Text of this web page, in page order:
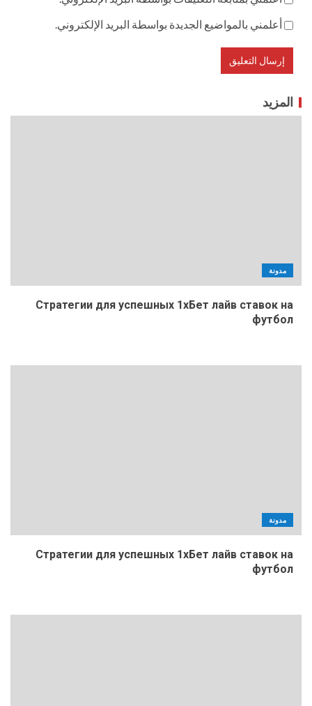
أعلمني بالمواضيع الجديدة بواسطة البريد الإلكتروني.
المزيد
مدونة
Стратегии для успешных 1хБет лайв ставок на
футбол
مدونة
Стратегии для успешных 1хБет лайв ставок на
футбол